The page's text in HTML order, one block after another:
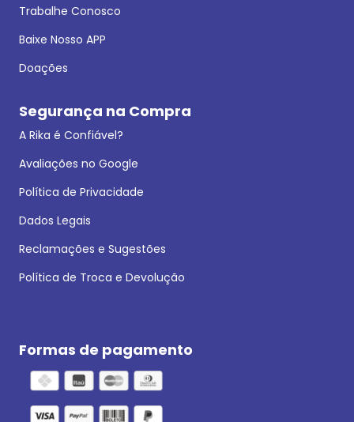
Trabalhe Conosco
Baixe Nosso APP
Doações
Segurança na Compra
A Rika é Confiável?
Avaliações no Google
Política de Privacidade
Dados Legais
Reclamações e Sugestões
Política de Troca e Devolução
Formas de pagamento